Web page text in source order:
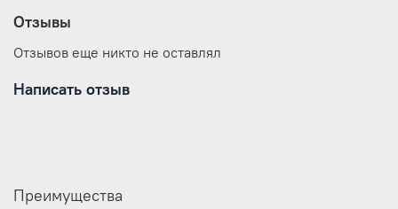
Отзывы
Отзывов еще никто не оставлял
Написать отзыв
Преимущества